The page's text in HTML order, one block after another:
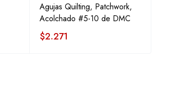
Agujas Quilting, Patchwork,
Acolchado #5-10 de DMC
$2.271